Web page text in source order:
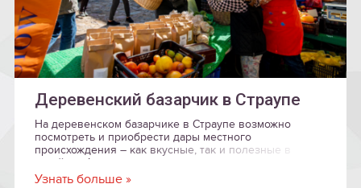
Деревенский базарчик в Страупе
На деревенском базарчике в Страупе возможно
посмотреть и приобрести дары местного
происхождения – как вкусные, так и полезные в
хозяйстве!
Узнать больше »